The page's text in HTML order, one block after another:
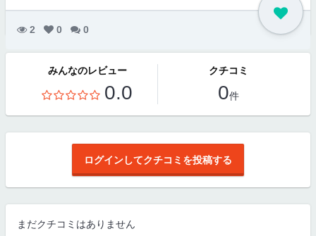
2 0 0
みんなのレビュー
0.0
クチコミ
0件
ログインしてクチコミを投稿する
まだクチコミはありません